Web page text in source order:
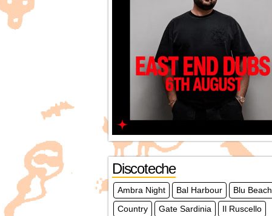
Discoteche
Ambra Night Bal Harbour
Blu Beach
Country
Gate Sardinia
Il Ruscello